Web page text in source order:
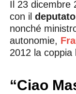
Il 23 dicembre
con il
nonché
autonomie,
2012 la
“Ciao